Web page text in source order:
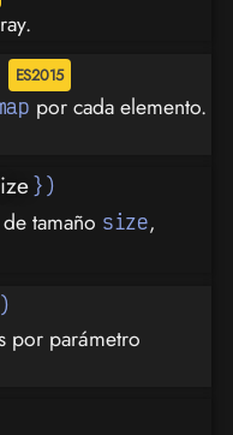
por cada elemento.
})
de tamaño size,
por parámetro